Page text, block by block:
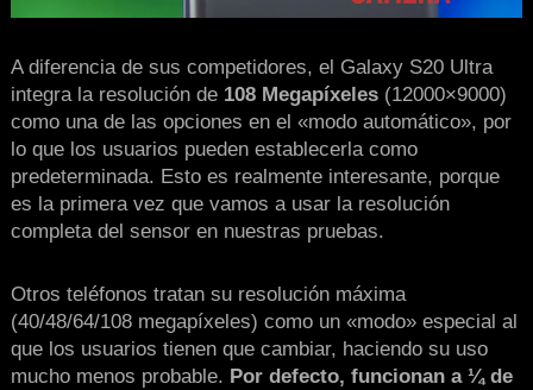
A diferencia de sus competidores, el Galaxy S20 Ultra
integra la resolución de 108 Megapíxeles(12000×9000)
como una de las opciones en el «modo automático», por
lo que los usuarios pueden establecerla como
predeterminada. Esto es realmente interesante, porque
es la primera vez que vamos a usar la resolución
completa del sensor en nuestras pruebas.
Otros teléfonos tratan su resolución máxima
(40/48/64/108 megapíxeles) como un «modo» especial al
que los usuarios tienen que cambiar, haciendo su uso
mucho menos probable. Por defecto, funcionan a ¼ de